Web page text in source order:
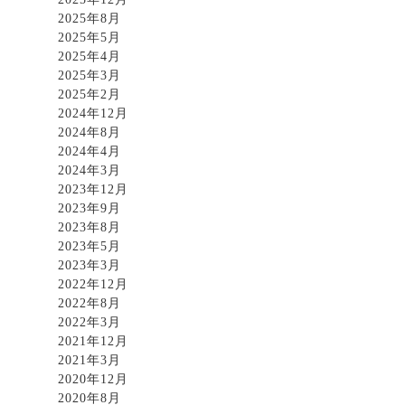
2025年8月
2025年5月
2025年4月
2025年3月
2025年2月
2024年12月
2024年8月
2024年4月
2024年3月
2023年12月
2023年9月
2023年8月
2023年5月
2023年3月
2022年12月
2022年8月
2022年3月
2021年12月
2021年3月
2020年12月
2020年8月